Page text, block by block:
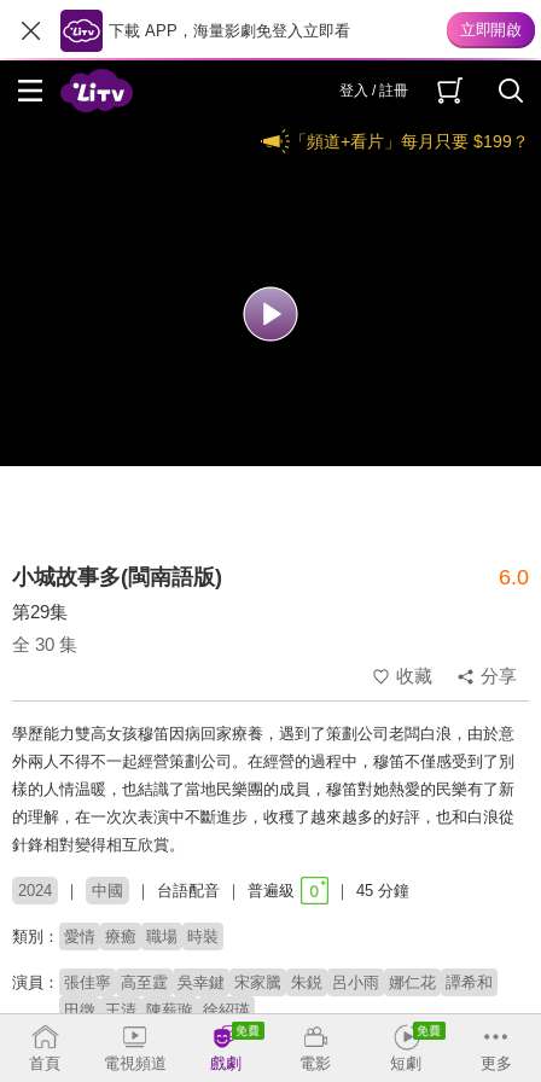
下載 APP，海量影劇免登入立即看
登入 / 註冊
「頻道+看片」每月只要 $199？
小城故事多(閩南語版) 6.0
第29集
全 30 集
收藏
分享
學歷能力雙高女孩穆笛因病回家療養，遇到了策劃公司老闆白浪，由於意
外兩人不得不一起經營策劃公司。在經營的過程中，穆笛不僅感受到了別
樣的人情温暖，也結識了當地民樂團的成員，穆笛對她熱愛的民樂有了新
的理解，在一次次表演中不斷進步，收穫了越來越多的好評，也和白浪從
針鋒相對變得相互欣賞。
2024 中國 台語配音 普遍級 45 分鐘
類別： 愛情 療癒 職場 時裝
演員： 張佳寧 高至霆 吳幸鍵 宋家騰 朱鋭 呂小雨 娜仁花 譚希和
田徵 王清 陳薪璇 徐紹瑛
導演： 郭增友
首頁 電視頻道 戲劇 電影 短劇 更多